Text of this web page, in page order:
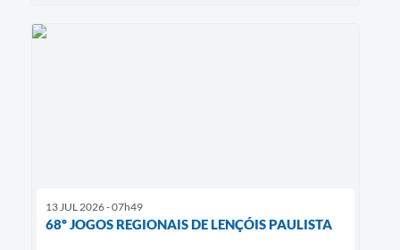
13 JUL 2026 - 07h49
68º JOGOS REGIONAIS DE LENÇÓIS PAULISTA